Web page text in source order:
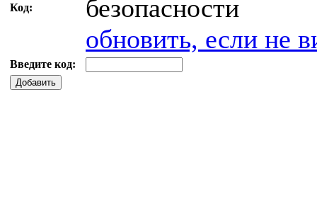
Код:
обновить, если не
Введите код:
Добавить